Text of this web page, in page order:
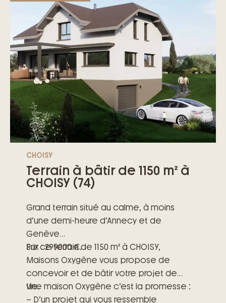
CHOISY
Terrain à bâtir de 1150 m² à
CHOISY (74)
Grand terrain situé au calme, à moins
d’une demi-heure d’Annecy et de
Genève
Prix : 299000 €.
Sur ce terrain de 1150 m² à CHOISY,
Maisons Oxygène vous propose de
concevoir et de bâtir votre projet de
vie.
Une maison Oxygène c’est la promesse :
– D’un projet qui vous ressemble